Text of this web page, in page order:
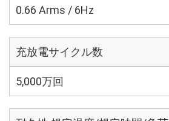
0.66 Arms / 6Hz
充放電サイクル数
5,000万回